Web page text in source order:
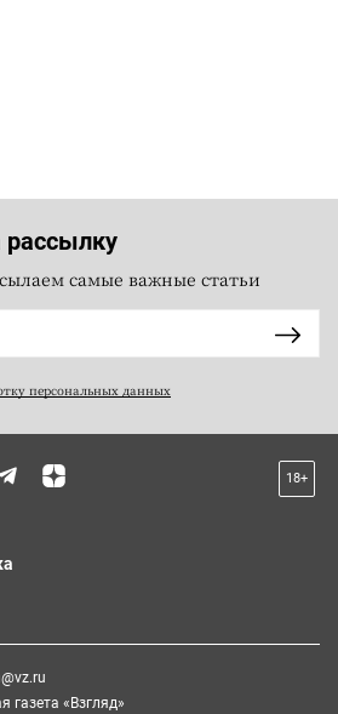
рассылку
самые важные статьи
персональных данных
18+
«Взгляд»